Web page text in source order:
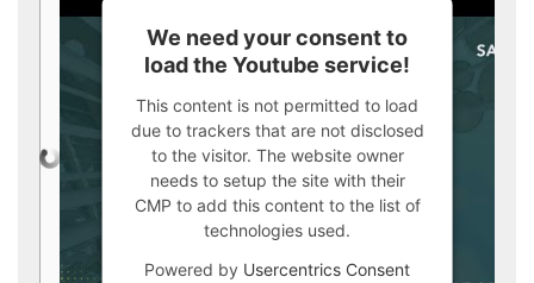
We need your consent to
load the Youtube service!
This content is not permitted to load
due to trackers that are not disclosed
to the visitor. The website owner
needs to setup the site with their
CMP to add this content to the list of
technologies used.
Powered by Usercentrics Consent